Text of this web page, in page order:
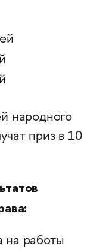
народного
приз в 10
на работы